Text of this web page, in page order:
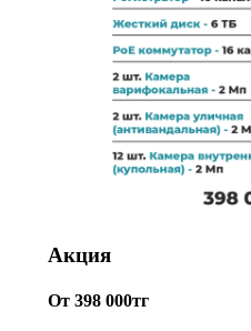
Акция
От 398 000тг